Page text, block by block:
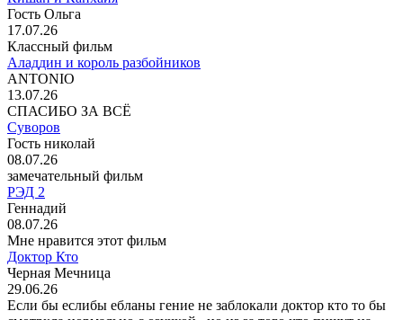
Гость Ольга
17.07.26
Классный фильм
Аладдин и король разбойников
ANTONIO
13.07.26
СПАСИБО ЗА ВСЁ
Суворов
Гость николай
08.07.26
замечательный фильм
РЭД 2
Геннадий
08.07.26
Мне нравится этот фильм
Доктор Кто
Черная Мечница
29.06.26
Если бы еслибы ебланы гение не заблокали доктор кто то бы